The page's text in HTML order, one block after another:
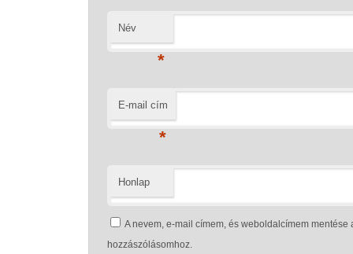
Név
*
E-mail cím
*
Honlap
A nevem, e-mail címem, és weboldalcímem
hozzászólásomhoz.